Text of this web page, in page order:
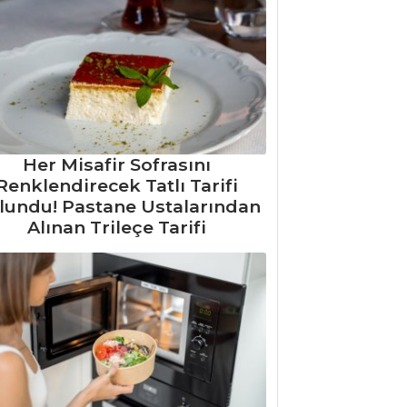
Her Misafir Sofrasını
Tatlı Tarifi
Pastane Ustalarından
Alınan Trileçe Tarifi